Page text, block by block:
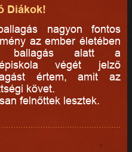
Diákok!
nagyon fontos
az ember életében
ballagás alatt a
végét jelző
értem, amit az
követ.
felnőttek lesztek.